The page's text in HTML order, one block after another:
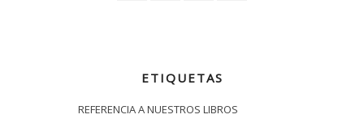
ETIQUETAS
REFERENCIA A NUESTROS LIBROS